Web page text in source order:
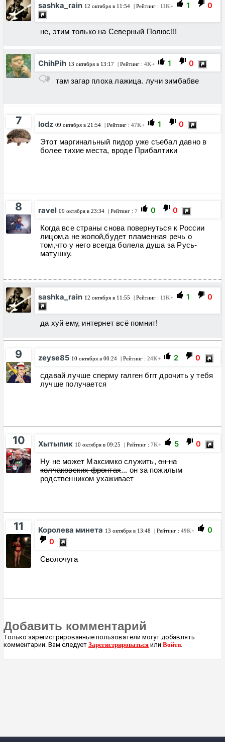
sashka_rain 12 октября в 11:54 | Рейтинг : 11K+ 1 0
не, этим только на Северный Полюс!!!
ChihPih 13 октября в 13:17 | Рейтинг : 4K+ 1 0
там загар плоха лажица. лучи зимбабве
7 Iodz 09 октября в 21:54 | Рейтинг : 47K+ 1 0
Этот маргинальный пидор уже съебал давно в
более тихие места, вроде Прибалтики
8 ravel 09 октября в 23:34 | Рейтинг : 7 0 0
Когда все страны снова повернуться к России
лицом,а не жопой,будет пламенная речь о
том,что у него всегда болела душа за Русь-
матушку.
sashka_rain 12 октября в 11:55 | Рейтинг : 11K+ 1 0
да хуй ему, интернет всё помнит!
9 zeyse85 10 октября в 00:24 | Рейтинг : 24K+ 2 0
сдавай лучше сперму галген бггг дрочить у тебя
лучше получается
10 Хытыпик 10 октября в 09:25 | Рейтинг : 7K+ 5 0
Ну не может Максимко служить, он на
колчаковских фронтах... он за пожилым
родственником ухаживает
11 Королева минета 13 октября в 13:48 | Рейтинг : 49K+
0
0
Сволочуга
Добавить комментарий
Только зарегистрированные пользователи могут добавлять
комментарии. Вам следует Зарегистрироваться или Войти.